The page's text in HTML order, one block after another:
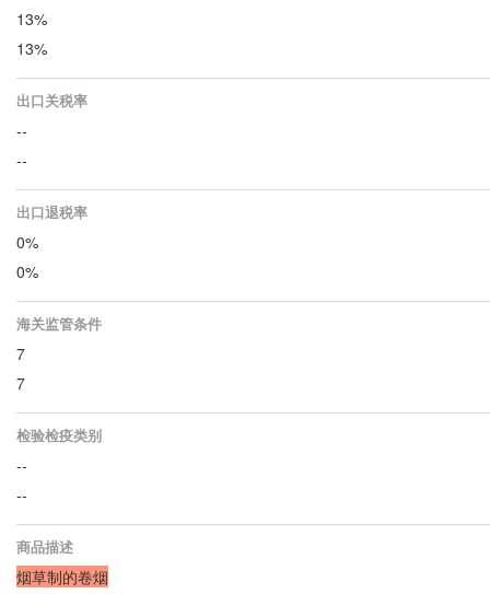
13%
13%
出口关税率
--
--
出口退税率
0%
0%
海关监管条件
7
7
检验检疫类别
--
--
商品描述
烟草制的卷烟